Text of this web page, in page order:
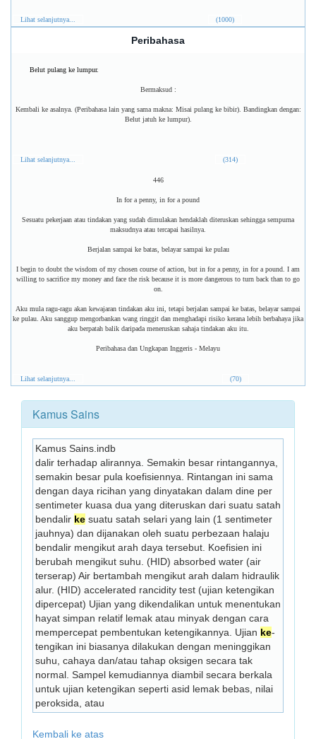
Lihat selanjutnya... (1000)
Peribahasa
Belut pulang ke lumpur.
Bermaksud :
Kembali ke asalnya. (Peribahasa lain yang sama makna: Misai pulang ke bibir). Bandingkan dengan:
Belut jatuh ke lumpur).
Lihat selanjutnya... (314)
446
In for a penny, in for a pound
Sesuatu pekerjaan atau tindakan yang sudah dimulakan hendaklah diteruskan sehingga sempurna
maksudnya atau tercapai hasilnya.
Berjalan sampai ke batas, belayar sampai ke pulau
I begin to doubt the wisdom of my chosen course of action, but in for a penny, in for a pound. I am
willing to sacrifice my money and face the risk because it is more dangerous to turn back than to go
on.
Aku mula ragu-ragu akan kewajaran tindakan aku ini, tetapi berjalan sampai ke batas, belayar sampai
ke pulau. Aku sanggup mengorbankan wang ringgit dan menghadapi risiko kerana lebih berbahaya jika
aku berpatah balik daripada meneruskan sahaja tindakan aku itu.
Peribahasa dan Ungkapan Inggeris - Melayu
Lihat selanjutnya... (70)
Kamus Sains
Kamus Sains.indb
dalir terhadap alirannya. Semakin besar rintangannya,
semakin besar pula koefisiennya. Rintangan ini sama
dengan daya ricihan yang dinyatakan dalam dine per
sentimeter kuasa dua yang diteruskan dari suatu satah
bendalir ke suatu satah selari yang lain (1 sentimeter
jauhnya) dan dijanakan oleh suatu perbezaan halaju
bendalir mengikut arah daya tersebut. Koefisien ini
berubah mengikut suhu. (HID) absorbed water (air
terserap) Air bertambah mengikut arah dalam hidraulik
alur. (HID) accelerated rancidity test (ujian ketengikan
dipercepat) Ujian yang dikendalikan untuk menentukan
hayat simpan relatif lemak atau minyak dengan cara
mempercepat pembentukan ketengikannya. Ujian ke-
tengikan ini biasanya dilakukan dengan meninggikan
suhu, cahaya dan/atau tahap oksigen secara tak
normal. Sampel kemudiannya diambil secara berkala
untuk ujian ketengikan seperti asid lemak bebas, nilai
peroksida, atau
Kembali ke atas